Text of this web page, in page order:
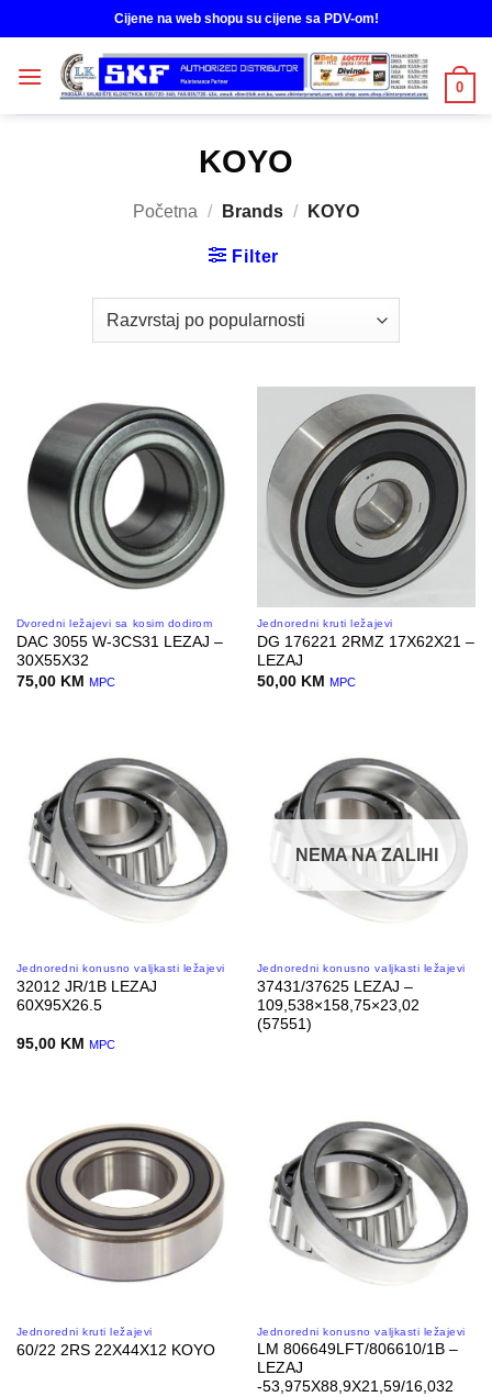
to
content
Cijene na web shopu su cijene sa PDV-om!
0
KOYO
Početna / Brands / KOYO
Filter
Dvoredni ležajevi sa kosim dodirom
DAC 3055 W-3CS31 LEZAJ –
30X55X32
75,00 KM MPC
Jednoredni kruti ležajevi
DG 176221 2RMZ 17X62X21 –
LEZAJ
50,00 KM MPC
Jednoredni konusno valjkasti ležajevi
32012 JR/1B LEZAJ
60X95X26.5
95,00 KM MPC
NEMA NA ZALIHI
Jednoredni konusno valjkasti ležajevi
37431/37625 LEZAJ –
109,538×158,75×23,02
(57551)
Jednoredni kruti ležajevi
60/22 2RS 22X44X12 KOYO
Jednoredni konusno valjkasti ležajevi
LM 806649LFT/806610/1B –
LEZAJ
-53,975X88,9X21,59/16,032